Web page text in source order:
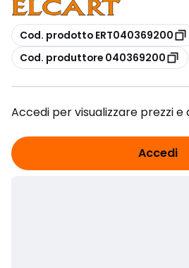
copia
Cod. prodotto ERT040369200
copia
Cod. produttore 040369200
Accedi per visualizzare prezzi e
Accedi